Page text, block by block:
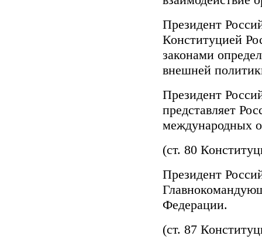
Президент
Конституцией
законами
внешней
Президент
представляет
международных
(ст. 80
Президент
Федерации.
(ст. 87